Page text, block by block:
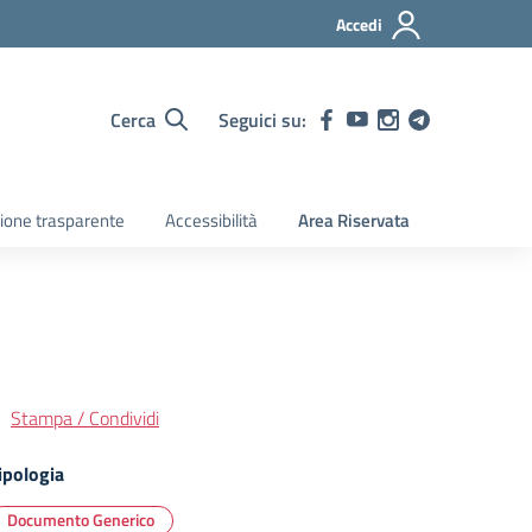
Accedi
Cerca Seguici su:
trasparente Accessibilità Area Riservata
Stampa / Condividi
Documento Generico